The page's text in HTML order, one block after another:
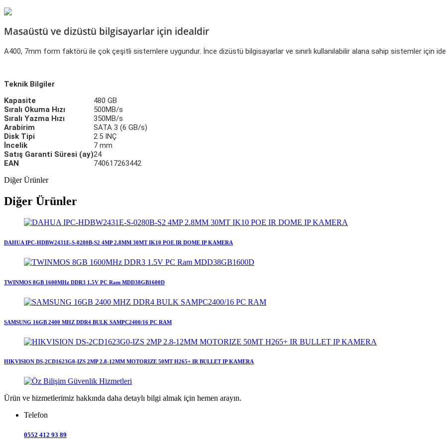
Masaüstü ve dizüstü bilgisayarlar için idealdir
A400, 7mm form faktörü ile çok çeşitli sistemlere uygundur. İnce dizüstü bilgisayarlar ve sınırlı kullanılabilir alana sahip sistemler için
Teknik Bilgiler
Kapasite
480 GB
Sıralı Okuma Hızı
500MB/s
Sıralı Yazma Hızı
350MB/s
Arabirim
SATA 3 (6 GB/s)
Disk Tipi
2.5 INÇ
İncelik
7 mm
Satış Garanti Süresi (ay)24
EAN
740617263442
Diğer Ürünler
Diğer Ürünler
DAHUA IPC-HDBW2431E-S-0280B-S2 4MP 2.8MM 30MT IK10 POE IR DOME IP KAMERA
TWINMOS 8GB 1600MHz DDR3 1.5V PC Ram MDD38GB1600D
SAMSUNG 16GB 2400 MHZ DDR4 BULK SAMPC2400/16 PC RAM
HIKVISION DS-2CD1623G0-IZS 2MP 2.8-12MM MOTORIZE 50MT H265+ IR BULLET IP KAMERA
Ürün ve hizmetlerimiz hakkında daha detaylı bilgi almak için hemen arayın.
Telefon
0552 412 93 89